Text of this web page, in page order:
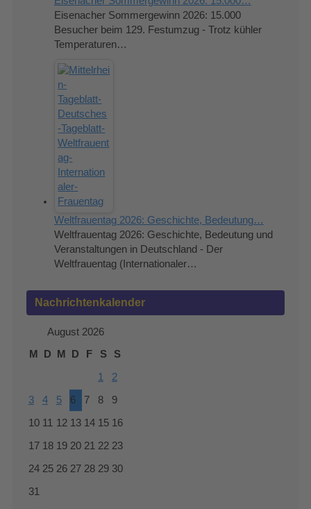
Eisenacher Sommergewinn 2026: 15.000
Besucher beim 129. Festumzug - Trotz kühler
Temperaturen…
Weltfrauentag 2026: Geschichte, Bedeutung…
Weltfrauentag 2026: Geschichte, Bedeutung und
Veranstaltungen in Deutschland - Der
Weltfrauentag (Internationaler…
Nachrichtenkalender
August 2026
M
D M D F S S
1 2
3 4 5 6 7 8 9
10 11 12 13 14 15 16
17 18 19 20 21 22 23
24 25 26 27 28 29 30
31